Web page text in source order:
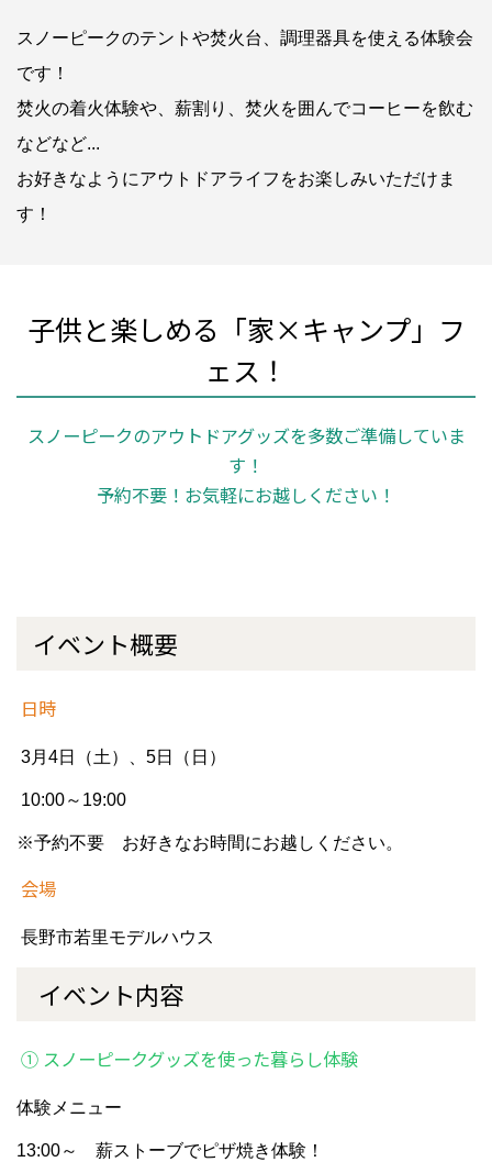
スノーピークのテントや焚火台、調理器具を使える体験会
です！
焚火の着火体験や、薪割り、焚火を囲んでコーヒーを飲む
などなど...
お好きなようにアウトドアライフをお楽しみいただけま
す！
子供と楽しめる「家×キャンプ」フ
ェス！
スノーピークのアウトドアグッズを多数ご準備していま
す！
予約不要！お気軽にお越しください！
イベント概要
日時
3月4日（土）、5日（日）
10:00～19:00
※予約不要 お好きなお時間にお越しください。
会場
長野市若里モデルハウス
イベント内容
① スノーピークグッズを使った暮らし体験
体験メニュー
13:00～ 薪ストーブでピザ焼き体験！